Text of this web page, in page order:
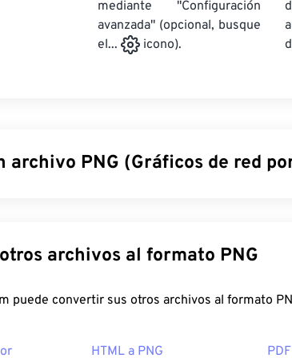
mediante "Configuración
avanzada" (opcional, busque
el...
icono).
archivo PNG (Gráficos de red
transparencia, lo que las hace ideales para iconos
con mayor transparencia (prueba
.
un archivo PNG?
Convertir otros archivos al formato PNG
FreeConvert.com puede
HTML a PNG